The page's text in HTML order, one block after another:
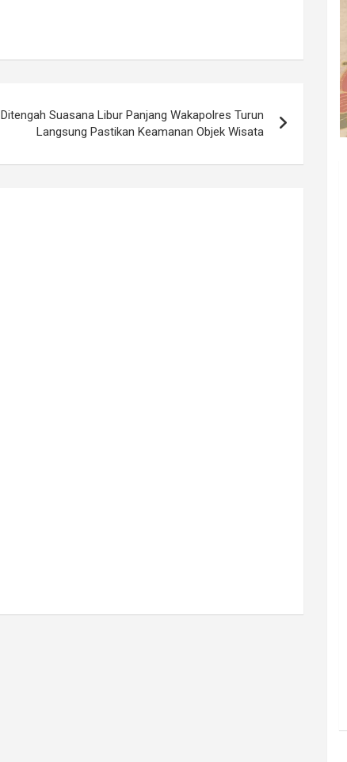
Ditengah Suasana Libur Panjang Wakapolres Turun
Langsung Pastikan Keamanan Objek Wisata